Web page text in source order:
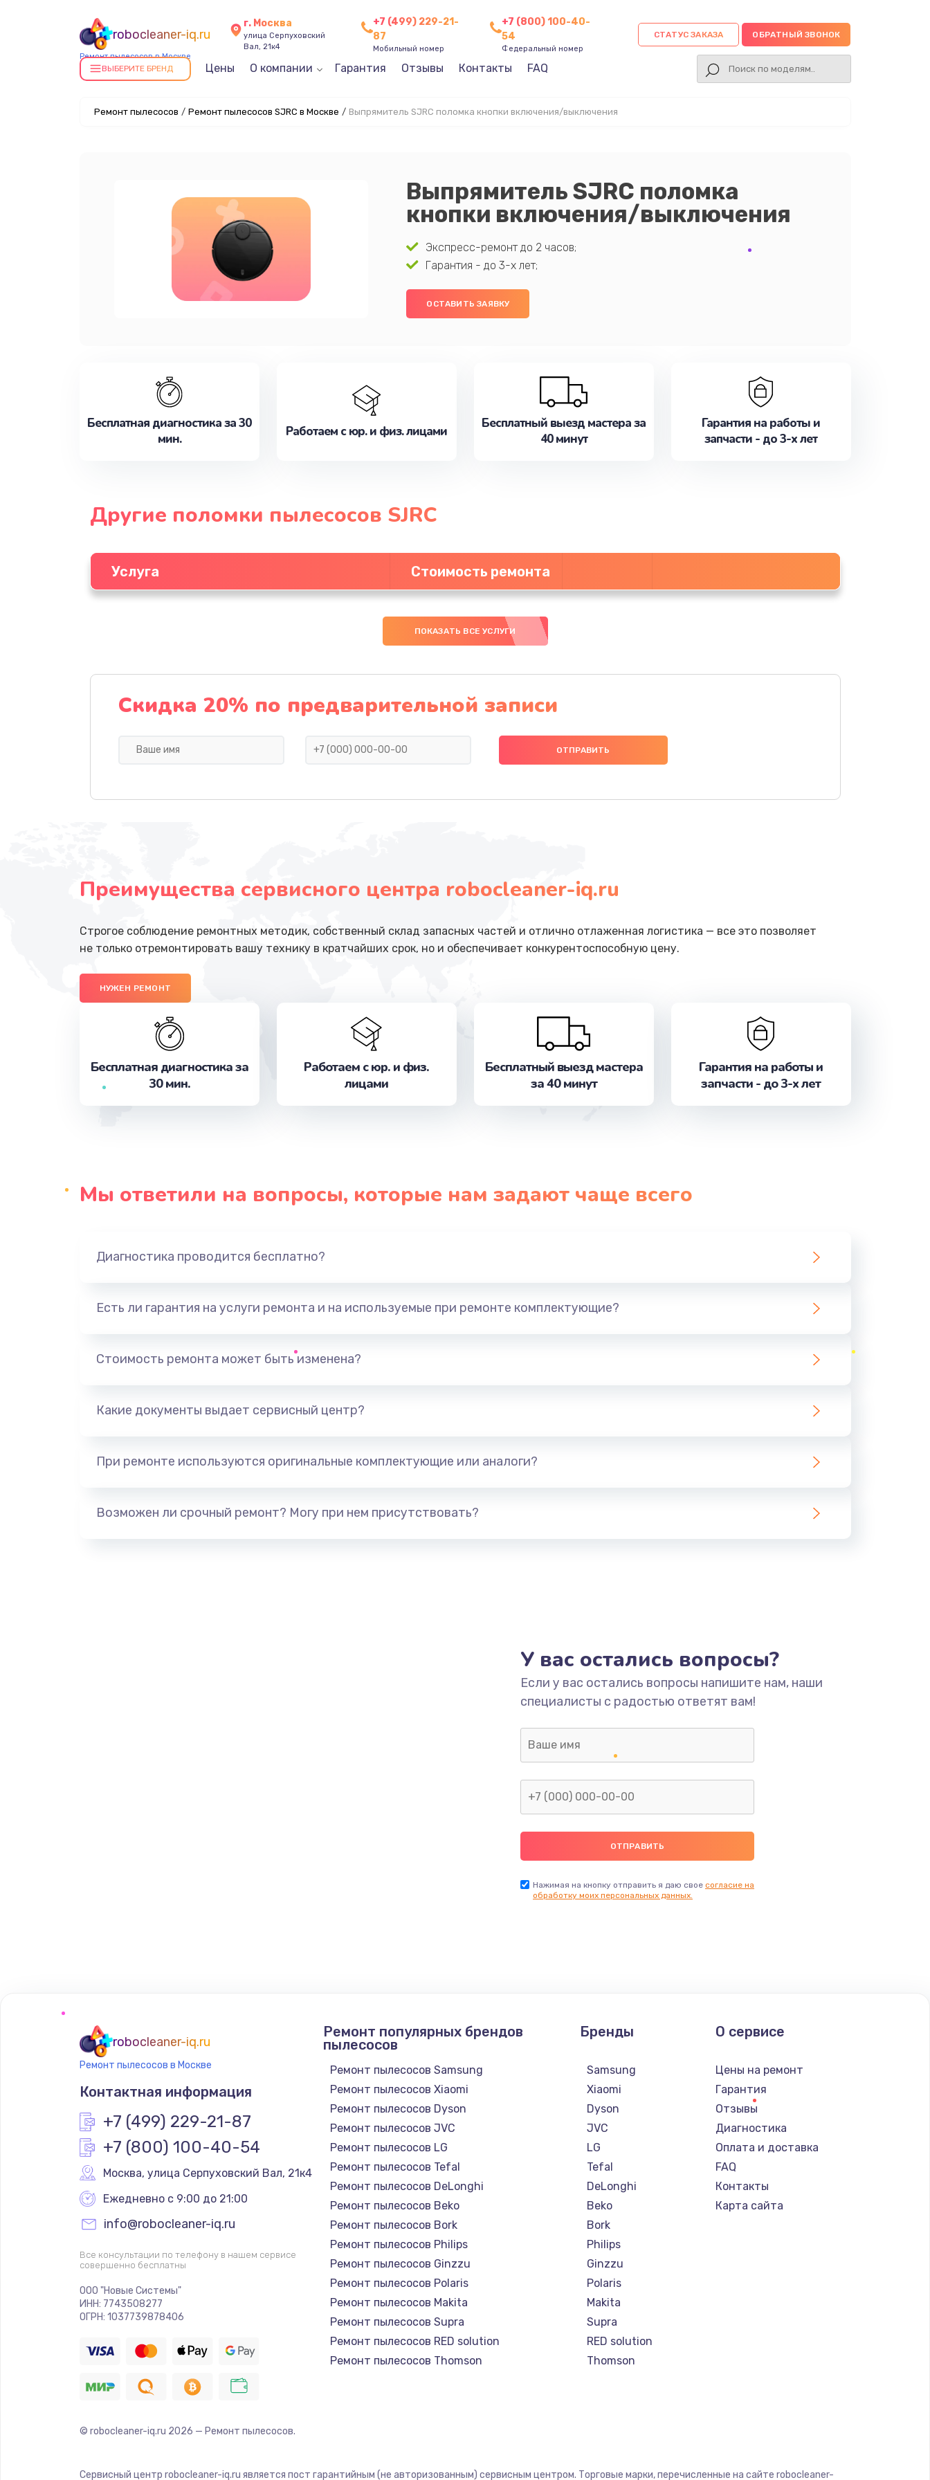
robocleaner-iq.ru
Ремонт пылесосов в Москве
г. Москва
улица Серпуховский
Вал, 21к4
+7 (499) 229-21-
87
Мобильный номер
+7 (800) 100-40-
54
Федеральный номер
СТАТУС ЗАКАЗА ОБРАТНЫЙ ЗВОНОК
ВЫБЕРИТЕ БРЕНД Цены О компании Гарантия Отзывы Контакты FAQ
Ремонт пылесосов / Ремонт пылесосов SJRC в Москве / Выпрямитель SJRC поломка кнопки включения/выключения
Выпрямитель SJRC поломка
кнопки включения/выключения
Экспресс-ремонт до 2 часов;
Гарантия - до 3-х лет;
ОСТАВИТЬ ЗАЯВКУ
Бесплатная диагностика за 30
мин.
Работаем с юр. и физ. лицами
Бесплатный выезд мастера за
40 минут
Гарантия на работы и
запчасти - до 3-х лет
Другие поломки пылесосов SJRC
Услуга Стоимость ремонта
ПОКАЗАТЬ ВСЕ УСЛУГИ
Скидка 20% по предварительной записи
Преимущества сервисного центра robocleaner-iq.ru
Строгое соблюдение ремонтных методик, собственный склад запасных частей и отлично отлаженная логистика — все это позволяет
не только отремонтировать вашу технику в кратчайших срок, но и обеспечивает конкурентоспособную цену.
НУЖЕН РЕМОНТ
Бесплатная диагностика за
30 мин.
Работаем с юр. и физ.
лицами
Бесплатный выезд мастера
за 40 минут
Гарантия на работы и
запчасти - до 3-х лет
Мы ответили на вопросы, которые нам задают чаще всего
Диагностика проводится бесплатно?
Есть ли гарантия на услуги ремонта и на используемые при ремонте комплектующие?
Стоимость ремонта может быть изменена?
Какие документы выдает сервисный центр?
При ремонте используются оригинальные комплектующие или аналоги?
Возможен ли срочный ремонт? Могу при нем присутствовать?
У вас остались вопросы?
Если у вас остались вопросы напишите нам, наши
специалисты с радостью ответят вам!
Нажимая на кнопку отправить я даю свое согласие на
обработку моих персональных данных.
robocleaner-iq.ru
Ремонт пылесосов в Москве
Контактная информация
+7 (499) 229-21-87
+7 (800) 100-40-54
Москва, улица Серпуховский Вал, 21к4
Ежедневно с 9:00 до 21:00
info@robocleaner-iq.ru
Все консультации по телефону в нашем сервисе
совершенно бесплатны
ООО "Новые Системы"
ИНН: 7743508277
ОГРН: 1037739878406
Ремонт популярных брендов
пылесосов
Ремонт пылесосов Samsung
Ремонт пылесосов Xiaomi
Ремонт пылесосов Dyson
Ремонт пылесосов JVC
Ремонт пылесосов LG
Ремонт пылесосов Tefal
Ремонт пылесосов DeLonghi
Ремонт пылесосов Beko
Ремонт пылесосов Bork
Ремонт пылесосов Philips
Ремонт пылесосов Ginzzu
Ремонт пылесосов Polaris
Ремонт пылесосов Makita
Ремонт пылесосов Supra
Ремонт пылесосов RED solution
Ремонт пылесосов Thomson
Ремонт пылесосов Clever clean
Бренды
Samsung
Xiaomi
Dyson
JVC
LG
Tefal
DeLonghi
Beko
Bork
Philips
Ginzzu
Polaris
Makita
Supra
RED solution
Thomson
Clever clean
О сервисе
Цены на ремонт
Гарантия
Отзывы
Диагностика
Оплата и доставка
FAQ
Контакты
Карта сайта
© robocleaner-iq.ru 2026 — Ремонт пылесосов.
Сервисный центр robocleaner-iq.ru является пост гарантийным (не авторизованным) сервисным центром. Торговые марки, перечисленные на сайте robocleaner-